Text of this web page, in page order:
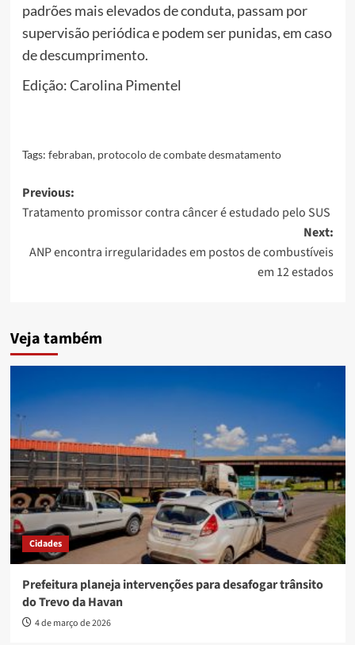
padrões mais elevados de conduta, passam por
supervisão periódica e podem ser punidas, em caso
de descumprimento.
Edição: Carolina Pimentel
Tags: febraban, protocolo de combate desmatamento
Post
navigation
Previous:
Tratamento promissor contra câncer é estudado pelo SUS
Next:
ANP encontra irregularidades em postos de combustíveis
em 12 estados
Veja também
Cidades
Prefeitura planeja intervenções para desafogar trânsito
do Trevo da Havan
4 de março de 2026